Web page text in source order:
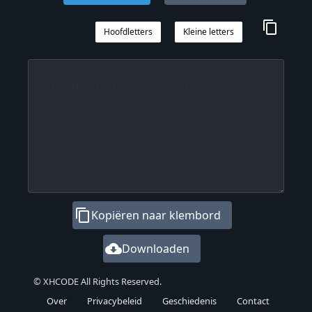
content_copy
Kleine letters
Hoofdletters
content_copyKopiëren naar klembord
cloud_downloadDownloaden
© XHCODE All Rights Reserved.
Over
Privacybeleid Geschiedenis Contact